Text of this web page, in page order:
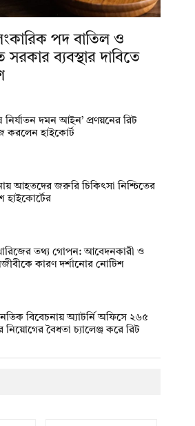
পদ বাতিল ও
সরকার ব্যবস্থার দাবিতে
নির্যাতন দমন আইন’ প্রণয়নের রিট
করলেন হাইকোর্ট
আহতদের জরুরি চিকিৎসা নিশ্চিতের
হাইকোর্টের
তথ্য গোপন: আবেদনকারী ও
কারণ দর্শানোর নোটিশ
বিবেচনায় অ‍্যাটর্নি অফিসে ২৬৫
নিয়োগের বৈধতা চ্যালেঞ্জ করে রিট